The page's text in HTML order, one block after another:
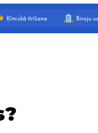
Ķīmiskā tīrīšana Biroju